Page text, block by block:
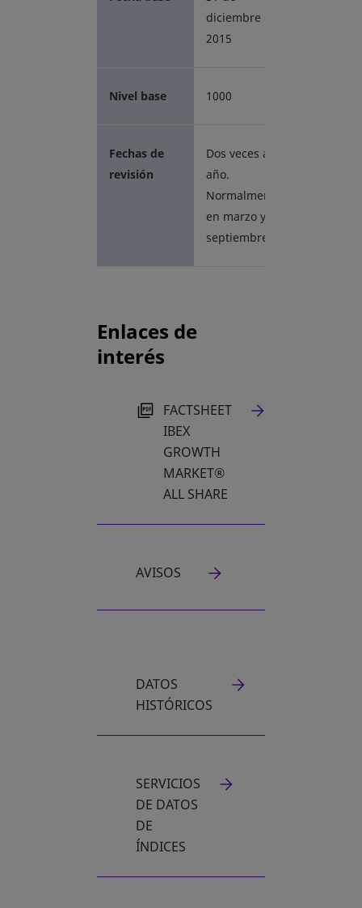
diciembre de
2015
Nivel base 1000
Fechas de
revisión
Dos veces al
año.
Normalmente
en marzo y
septiembre.
Enlaces de
interés
FACTSHEET
IBEX
GROWTH
MARKET®
ALL SHARE
SE ABRE EN UNA PESTAÑA NUEVA
AVISOS
DATOS
HISTÓRICOS
SERVICIOS
DE DATOS
DE
ÍNDICES